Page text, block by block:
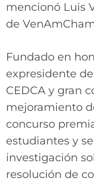
mencionó Luis
de
Fundado en
expresidente
CEDCA y gran
mejoramiento
concurso
estudiantes y
investigación
resolución de